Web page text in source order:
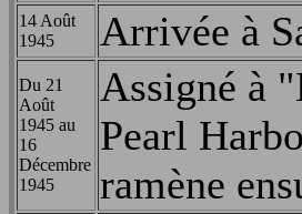
14 Août
1945
Arrivée à
Du 21
Août
1945 au
16
Décembre
1945
Assigné à
Pearl
ramène